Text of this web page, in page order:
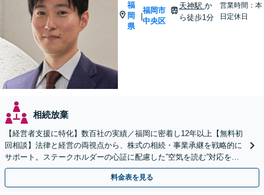
福
岡
県
|
福岡市
中央区
天神駅 か
ら徒歩1分
営業時間：本
日定休日
相続放棄
【経営者支援に特化】数百社の実績／福岡に密着し12年以上【無料初
回相談】法律と経営の両視点から、株式の相続・事業承継を戦略的に
サポート。ステークホルダーの心証に配慮した”空気を読む”対応を強
みに、円満な解決を目指します【天神駅１分】
料金表を見る